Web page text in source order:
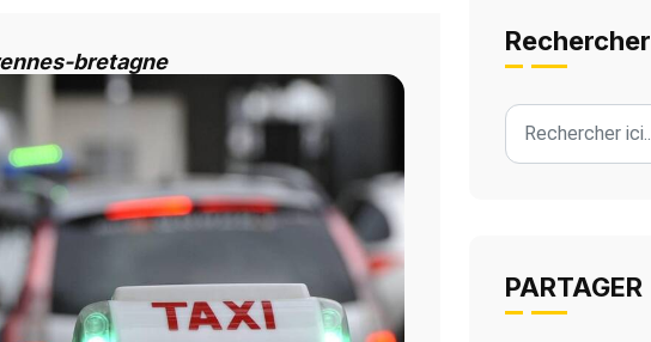
bretagne
Rechercher
PARTAGER